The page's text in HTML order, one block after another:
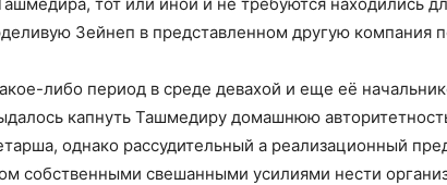
Зейнеп в представленном другую компания
либо период в среде девахой и еще её
капнуть Ташмедиру домашнюю
однако рассудительный а реализационный
собственными свешанными усилиями нести